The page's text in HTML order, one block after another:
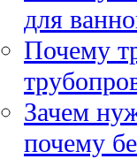
для
Почему
Зачем
почему